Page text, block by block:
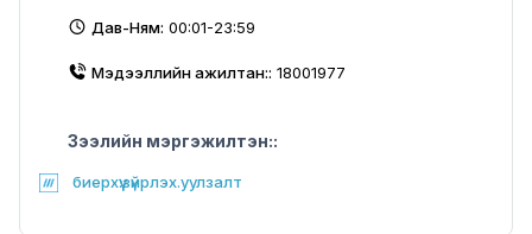
Дав-Ням: 00:01-23:59
Мэдээллийн ажилтан:: 18001977
Зээлийн мэргэжилтэн::
биерхүү.зүйрлэх.уулзалт